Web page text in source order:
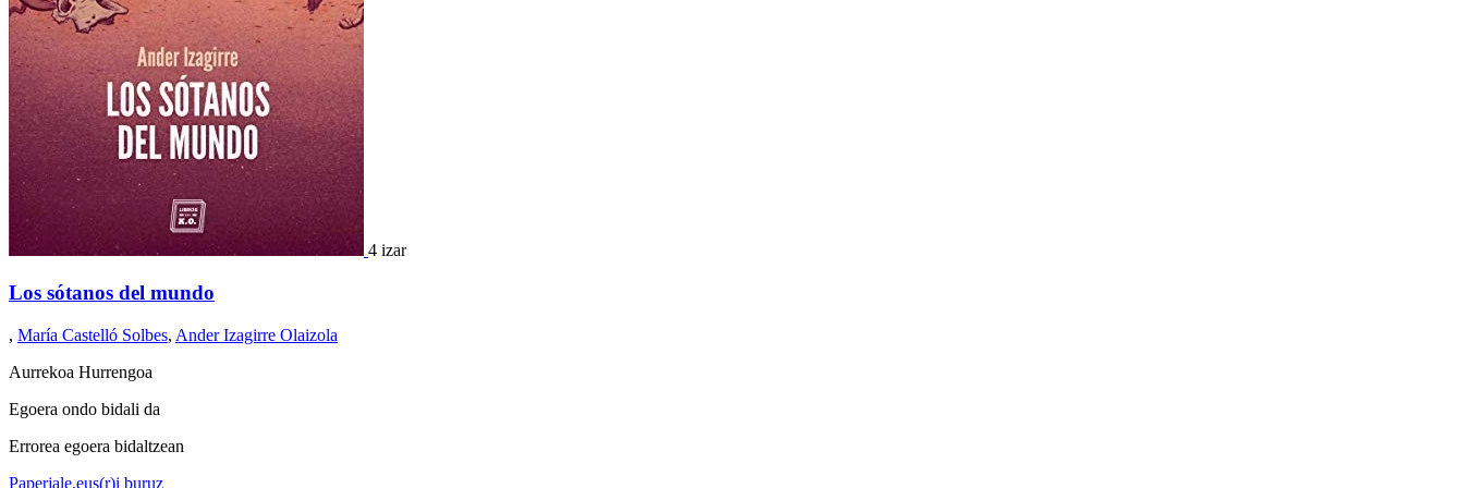
4 izar
Los sótanos del mundo
, María Castelló Solbes, Ander Izagirre Olaizola
Aurrekoa Hurrengoa
Egoera ondo bidali da
Errorea egoera bidaltzean
Paperjale.eus(r)i buruz